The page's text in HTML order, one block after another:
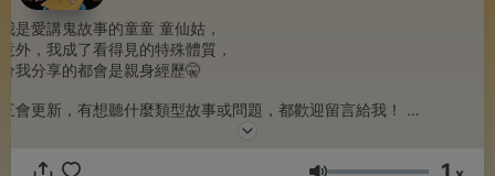
是愛講鬼故事的童童 童仙姑，
外，我成了看得見的特殊體質，
我分享的都會是親身經歷🤫
會更新，有想聽什麼類型故事或問題，都歡迎留言給我！
目，記得按下重要的訂閱，按讚，多多分享！愛你們😘